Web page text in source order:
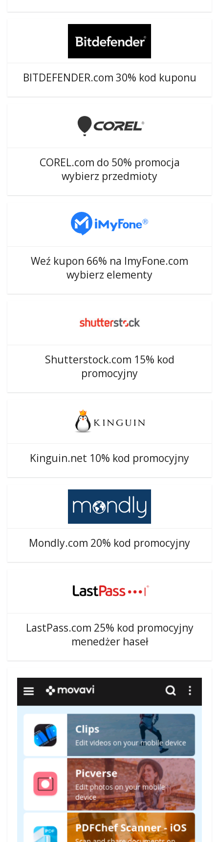
BITDEFENDER.com 30% kod kuponu
COREL.com do 50% promocja
wybierz przedmioty
Weź kupon 66% na ImyFone.com
wybierz elementy
Shutterstock.com 15% kod
promocyjny
Kinguin.net 10% kod promocyjny
Mondly.com 20% kod promocyjny
LastPass.com 25% kod promocyjny
menedżer haseł